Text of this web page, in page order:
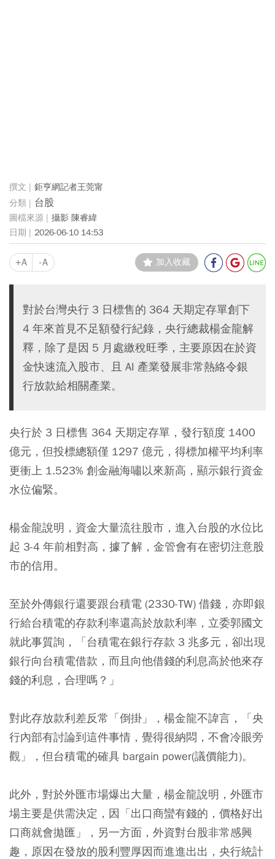
鉅亨網記者王莞甯
台股
攝影 陳睿緯
2026-06-10 14:53
+A -A 加入收藏
對於台灣央行 3 日標售的 364 天期定存單創下
4 年來首見不足額發行紀錄，央行總裁楊金龍解
釋，除了是因 5 月處繳稅旺季，主要原因在於資
金快速流入股市、且 AI 產業發展非常熱絡令銀
行放款給相關產業。
央行於 3 日標售 364 天期定存單，發行額度 1400
億元，但投標總額僅 1297 億元，得標加權平均利率
更衝上 1.523% 創金融海嘯以來新高，顯示銀行資金
水位偏緊。
楊金龍說明，資金大量流往股市，進入台股的水位比
起 3-4 年前相對高，據了解，金管會有在密切注意股
市的信用。
至於外傳銀行還要跟台積電 (2330-TW) 借錢，亦即銀
行給台積電的存款利率還高於放款利率，立委郭國文
就此事質詢，「台積電在銀行存款 3 兆多元，卻出現
銀行向台積電借款，而且向他借錢的利息高於他來存
錢的利息，合理嗎？」
對此存放款利差反常「倒掛」，楊金龍不諱言，「央
行內部有討論到這件事情，覺得很納悶，不會冷眼旁
觀」，但台積電的確具 bargain power(議價能力)。
此外，對於外匯市場爆出大量，楊金龍說明，外匯市
場主要是供需決定，因「出口商蠻有錢的，價格好出
口商就會拋匯」，另一方面，外資對台股非常感興
趣，原因在發放的股利豐厚因而進進出出，央行統計